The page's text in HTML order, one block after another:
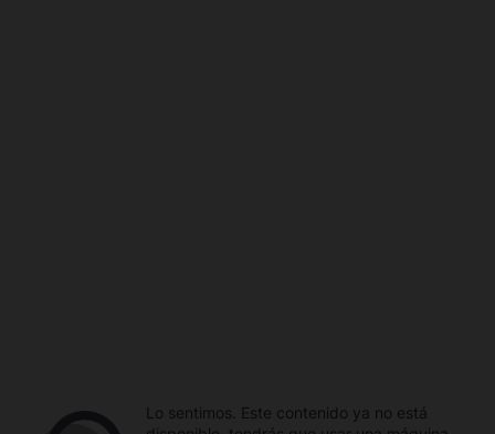
Lo sentimos. Este contenido ya no está